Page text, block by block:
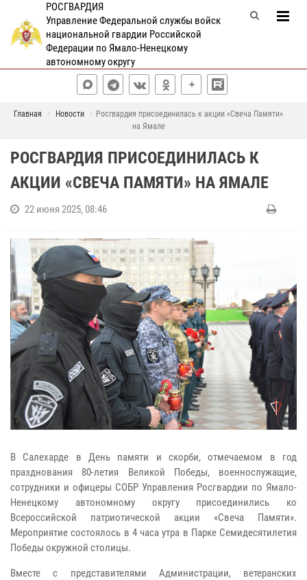
РОСГВАРДИЯ
Управление Федеральной службы войск
национальной гвардии Российской
Федерации по Ямало-Ненецкому
автономному округу
Главная Новости
Росгвардия присоединилась к акции «Свеча Памяти»
на Ямале
РОСГВАРДИЯ ПРИСОЕДИНИЛАСЬ К
АКЦИИ «СВЕЧА ПАМЯТИ» НА ЯМАЛЕ
22 июня 2025, 08:46
В Салехарде в День памяти и скорби, отмечаемом в год
празднования 80-летия Великой Победы, военнослужащие,
сотрудники и офицеры СОБР Управления Росгвардии по Ямало-
Ненецкому автономному округу присоединились ко
Всероссийской патриотической акции «Свеча Памяти».
Мероприятие состоялось в 4 часа утра в Парке Семидесятилетия
Победы окружной столицы.
Вместе с представителями Администрации, ветеранских